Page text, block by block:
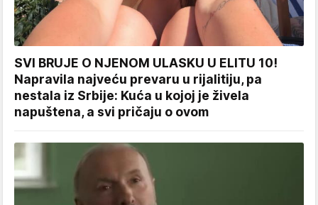
SVI BRUJE O NJENOM ULASKU U ELITU 10!
Napravila najveću prevaru u rijalitiju, pa
nestala iz Srbije: Kuća u kojoj je živela
napuštena, a svi pričaju o ovom